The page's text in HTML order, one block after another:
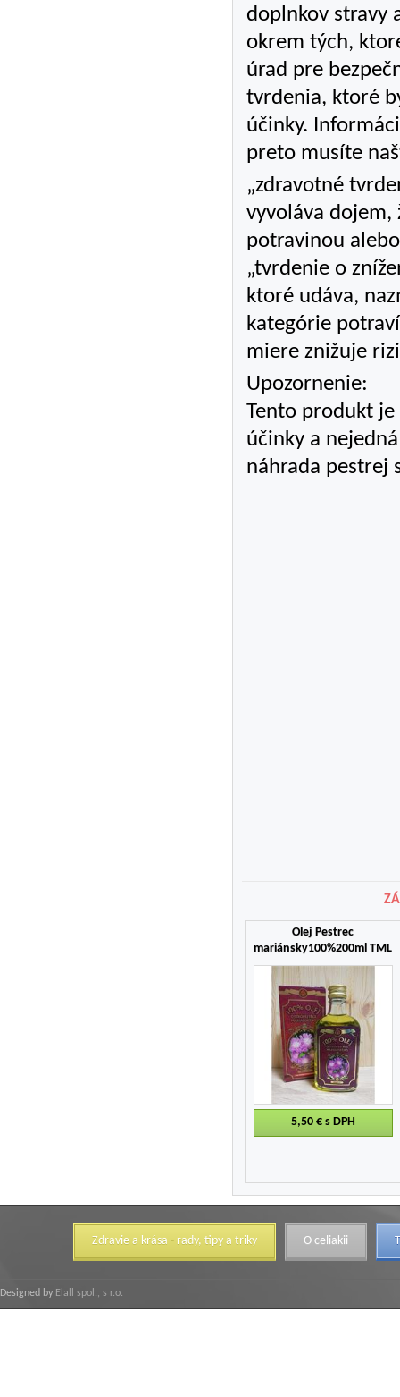
doplnkov stravy
okrem tých,
úrad pre
tvrdenia, ktoré
účinky.
preto musíte
„zdravotné
vyvoláva dojem,
potravinou
„tvrdenie o
ktoré udáva,
kategórie
miere znižuje
Upozornenie:
Tento produkt je
účinky a
náhrada pestrej
Olej Pestrec
mariánsky100%200ml TML
5,50 € s DPH
Zdravie a krása - rady, tipy a triky O celiakii
Designed by Elall spol., s r.o.